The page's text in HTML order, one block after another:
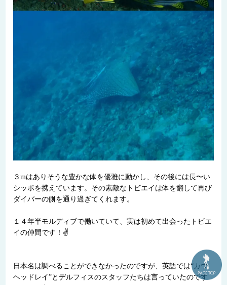
３mはありそうな豊かな体を優雅に動かし、その後には長〜い
シッポを携えています。その素敵なトビエイは体を翻して再び
ダイバーの側を通り過ぎてくれます。
１４年半モルディブで働いていて、実は初めて出会ったトビエ
イの仲間です！✌
日本名は調べることができなかったのですが、英語では“カウ
ヘッドレイ”とデルフィスのスタッフたちは言っていたのです